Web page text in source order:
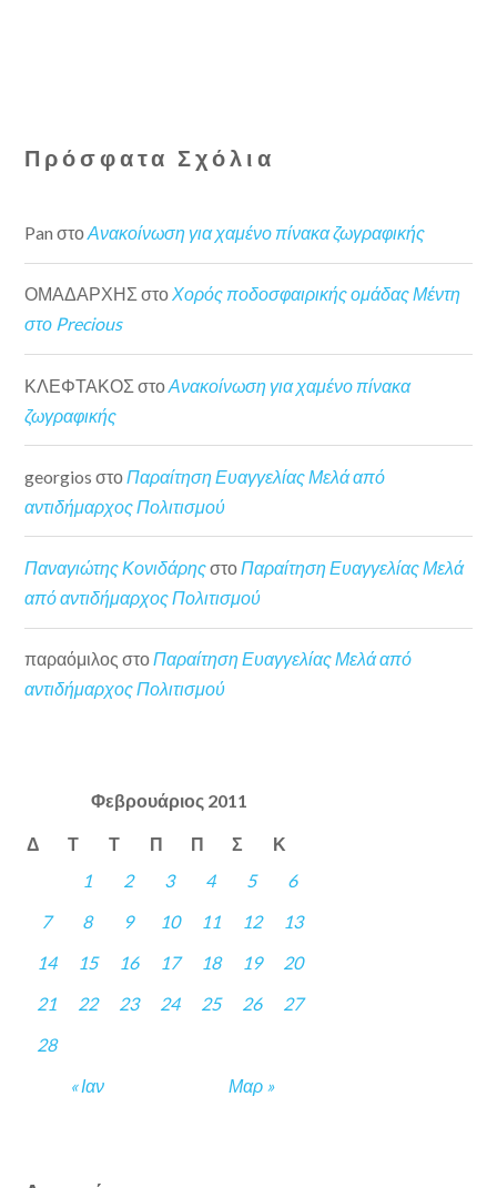
Πρόσφατα Σχόλια
Pan στοΑνακοίνωση για χαμένο πίνακα ζωγραφικής
ΟΜΑΔΑΡΧΗΣ στοΧορός ποδοσφαιρικής ομάδας Μέντη
στο Precious
ΚΛΕΦΤΑΚΟΣ στοΑνακοίνωση για χαμένο πίνακα
ζωγραφικής
georgios στοΠαραίτηση Ευαγγελίας Μελά από
αντιδήμαρχος Πολιτισμού
Παναγιώτης ΚονιδάρηςστοΠαραίτηση Ευαγγελίας Μελά
από αντιδήμαρχος Πολιτισμού
παραόμιλος στοΠαραίτηση Ευαγγελίας Μελά από
αντιδήμαρχος Πολιτισμού
Φεβρουάριος 2011
Δ Τ Τ Π Π Σ Κ
« Ιαν Μαρ »
1 2 3 4 5
6
7
8 9 10 11 12
13
14
15 16 17 18 19
20
21
22 23 24 25 26
27
28